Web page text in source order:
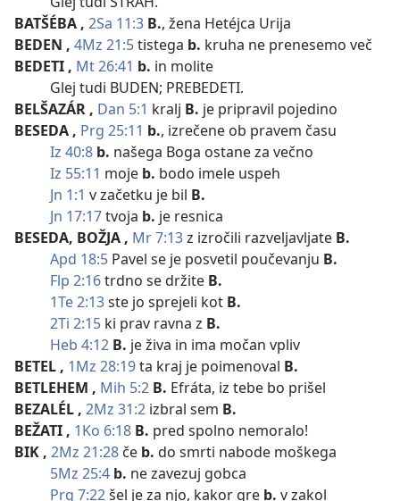
BATŠÉBA , 2Sa 11:3 B., žena Hetéjca Urija
BEDEN , 4Mz 21:5tistega b. kruha ne prenesemo več
BEDETI , Mt 26:41 b. in molite
Glej tudi BUDEN; PREBEDETI.
BELŠAZÁR , Dan 5:1 kralj B. je pripravil pojedino
BESEDA , Prg 25:11 b., izrečene ob pravem času
Iz 40:8 b. našega Boga ostane za večno
Iz 55:11 moje b. bodo imele uspeh
Jn 1:1 v začetku je bil B.
Jn 17:17tvoja b. je resnica
BESEDA, BOŽJA , Mr 7:13z izročili razveljavljate B.
Apd 18:5 Pavel se je posvetil poučevanju B.
Flp 2:16trdno se držite B.
1Te 2:13ste jo sprejeli kot B.
2Ti 2:15 ki prav ravna z B.
Heb 4:12 B. je živa in ima močan vpliv
BETEL , 1Mz 28:19ta kraj je poimenoval B.
BETLEHEM , Mih 5:2 B. Efráta, iz tebe bo prišel
BEZALÉL , 2Mz 31:2 izbral sem B.
BEŽATI , 1Ko 6:18 B. pred spolno nemoralo!
BIK , 2Mz 21:28 če b. do smrti nabode moškega
5Mz 25:4 b. ne zavezuj gobca
Prg 7:22šel je za njo, kakor gre b. v zakol